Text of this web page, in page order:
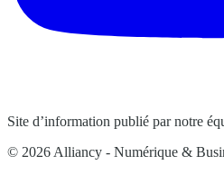
Site d’information publié par notre
© 2026 Alliancy - Numérique &